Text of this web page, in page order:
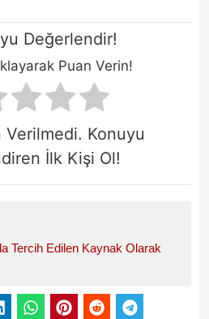
Değerlendir!
Puan Verin!
Verilmedi. Konuyu
İlk Kişi Ol!
Tercih Edilen Kaynak Olarak